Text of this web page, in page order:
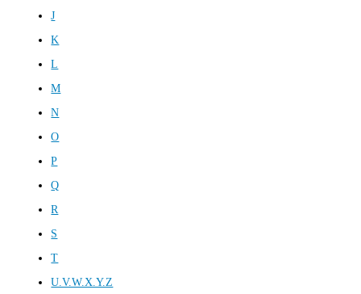
J
K
L
M
N
O
P
Q
R
S
T
U.V.W.X.Y.Z